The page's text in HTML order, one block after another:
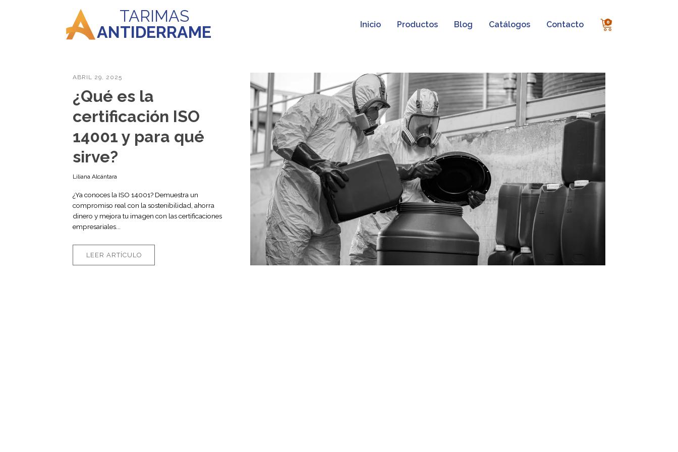
TARIMAS
ANTIDERRAME
Inicio Productos Blog Catálogos Contacto 0
ABRIL 29, 2025
¿Qué es la
certificación ISO
14001 y para qué
sirve?
Liliana Alcántara
¿Ya conoces la ISO 14001? Demuestra un
compromiso real con la sostenibilidad, ahorra
dinero y mejora tu imagen con las certificaciones
empresariales...
LEER ARTÍCULO